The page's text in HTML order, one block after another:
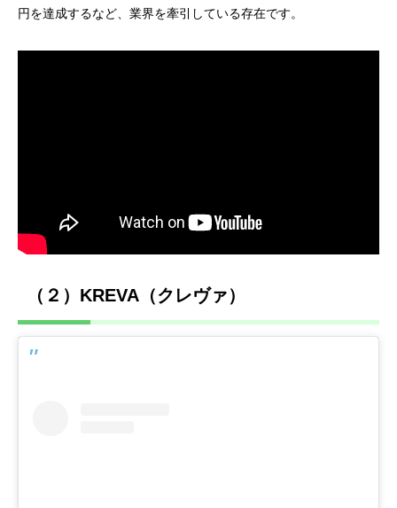
円を達成するなど、業界を牽引している存在です。
（２）KREVA（クレヴァ）